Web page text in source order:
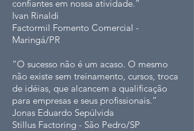
confiantes em nossa atividade.”
Ivan Rinaldi
Factormil Fomento Comercial -
Maringá/PR
“O sucesso não é um acaso. O mesmo
não existe sem treinamento, cursos, troca
de idéias, que alcancem a qualificação
para empresas e seus profissionais.”
Jonas Eduardo Sepúlvida
Stillus Factoring - São Pedro/SP